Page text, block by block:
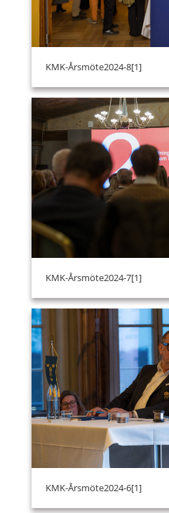
KMK-Årsmöte2024-8[1]
KMK-Årsmöte2024-7[1]
KMK-Årsmöte2024-6[1]